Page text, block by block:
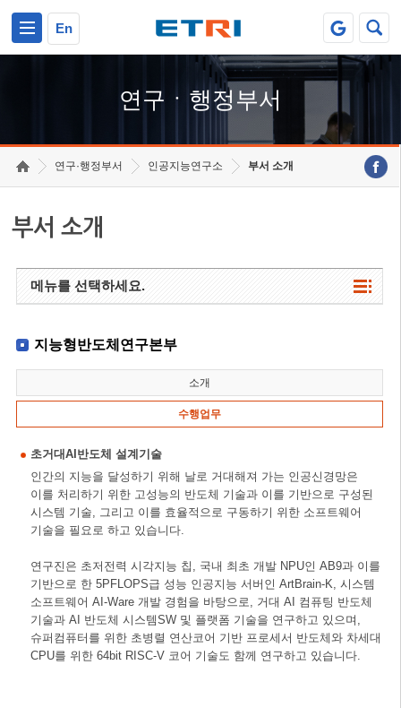
En
연구ㆍ행정부서
연구·행정부서 인공지능연구소 부서 소개
부서 소개
메뉴를 선택하세요.
지능형반도체연구본부
소개
수행업무
초거대AI반도체 설계기술
인간의 지능을 달성하기 위해 날로 거대해져 가는 인공신경망은
이를 처리하기 위한 고성능의 반도체 기술과 이를 기반으로 구성된
시스템 기술, 그리고 이를 효율적으로 구동하기 위한 소프트웨어
기술을 필요로 하고 있습니다.
연구진은 초저전력 시각지능 칩, 국내 최초 개발 NPU인 AB9과 이를
기반으로 한 5PFLOPS급 성능 인공지능 서버인 ArtBrain-K, 시스템
소프트웨어 AI-Ware 개발 경험을 바탕으로, 거대 AI 컴퓨팅 반도체
기술과 AI 반도체 시스템SW 및 플랫폼 기술을 연구하고 있으며,
슈퍼컴퓨터를 위한 초병렬 연산코어 기반 프로세서 반도체와 차세대
CPU를 위한 64bit RISC-V 코어 기술도 함께 연구하고 있습니다.